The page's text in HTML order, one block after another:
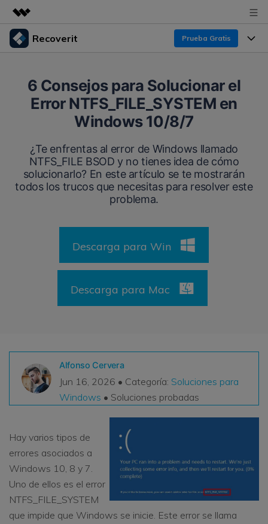
Productos destacados
Utilidades
Empresas
Resumen
Sala de prensa
Tienda
Recoverit Prueba Gratis
Recoverit para Windows
Líder en recuperación para Windows
Pruébalo Gratis
Repairit - Reparar Datos
UBackit - Respaldar Datos
Funciones
Recuperar Medios Borrados
Soluciones de Recuperación Exclusivas Nuevo
Escenarios de Pérdida de Datos
Recursos
Por qué Recoverit
Experto en Recuperación de Datos
Temas Destacados
DESCARGAR Sign In
6 Consejos para Solucionar el
Error NTFS_FILE_SYSTEM en
Windows 10/8/7
¿Te enfrentas al error de Windows llamado
NTFS_FILE BSOD y no tienes idea de cómo
solucionarlo? En este artículo se te mostrarán
todos los trucos que necesitas para resolver este
problema.
Descarga para Win
Descarga para Mac
Alfonso Cervera
Jun 16, 2026 • Categoría: Soluciones para
Windows • Soluciones probadas
Hay varios tipos de
errores asociados a
Windows 10, 8 y 7.
Uno de ellos es el error
NTFS_FILE_SYSTEM
que impide que Windows se inicie. Este error se llama